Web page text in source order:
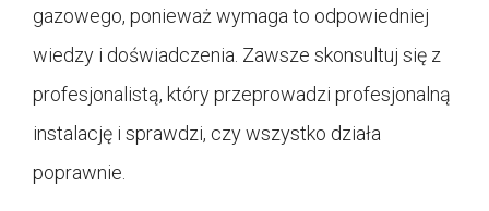
gazowego, ponieważ wymaga to odpowiedniej
wiedzy i doświadczenia. Zawsze skonsultuj się z
profesjonalistą, który przeprowadzi profesjonalną
instalację i sprawdzi, czy wszystko działa
poprawnie.